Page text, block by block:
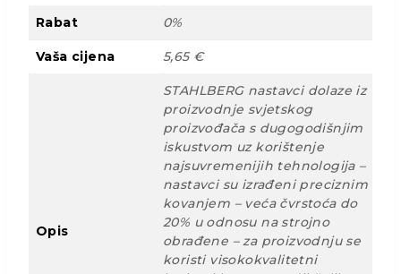
Rabat 0%
Vaša cijena 5,65 €
Opis
STAHLBERG nastavci dolaze iz
proizvodnje svjetskog
proizvođača s dugogodišnjim
iskustvom uz korištenje
najsuvremenijih tehnologija –
nastavci su izrađeni preciznim
kovanjem – veća čvrstoća do
20% u odnosu na strojno
obrađene – za proizvodnju se
koristi visokokvalitetni